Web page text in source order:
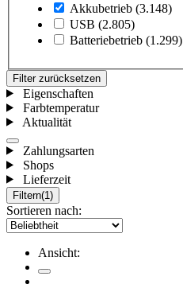
Akkubetrieb (3.148)
USB (2.805)
Batteriebetrieb (1.299)
Filter zurücksetzen
Eigenschaften
Farbtemperatur
Aktualität
Zahlungsarten
Shops
Lieferzeit
Filtern(1)
Sortieren nach:
Ansicht: